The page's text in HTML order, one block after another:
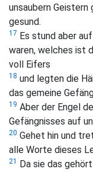
unsaubern Geistern
gesund.
17 Es stund aber
waren, welches ist
voll Eifers
18 und legten die
das gemeine
19 Aber der Engel
Gefängnisses auf
20 Gehet hin und
alle Worte dieses
21
Da sie das